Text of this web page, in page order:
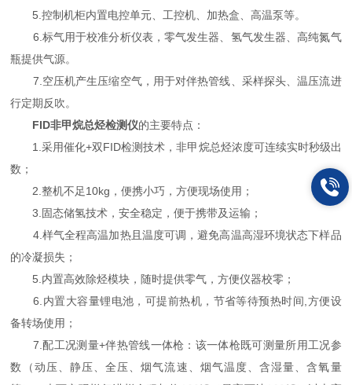
5.控制机柜内置电控单元、工控机、加热盒、高温泵等。
6.标气用于校准分析仪表，零气发生器、氢气发生器、高纯氮气
瓶提供气源。
7.空压机产生压缩空气，用于对伴热管线、采样探头、温压流进
行定期反吹。
FID非甲烷总烃检测仪的主要特点：
1.采用催化+双FID检测技术，非甲烷总烃浓度可连续实时秒级出
数；
2.整机不足10kg，便携小巧，方便现场使用；
3.固态储氢技术，安全稳定，便于携带及运输；
4.样气全程高温加热且温度可调，避免高温高湿环境状态下样品
的冷凝损失；
5.内置高效除烃模块，随时提供零气，方便仪器校零；
6.内置大容量锂电池，可提前热机，节省等待预热时间,方便设
备转场使用；
7.配工况测量+伴热管线一体枪：该一体枪既可测量所用工况参
数（动压、静压、全压、烟气流速、烟气温度、含湿量、含氧量